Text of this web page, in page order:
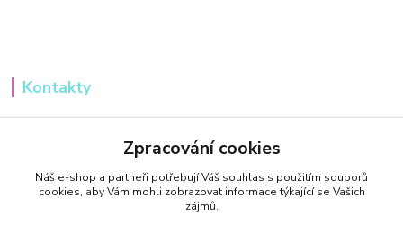
Kontakty
+420 607984148
info@tvorivadilnicka.cz
Zpracování cookies
Náš e-shop a partneři potřebují Váš souhlas s použitím souborů
cookies, aby Vám mohli zobrazovat informace týkající se Vašich
zájmů.